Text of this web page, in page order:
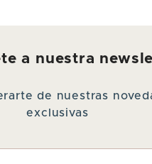
a nuestra
de nuestras
exclusivas